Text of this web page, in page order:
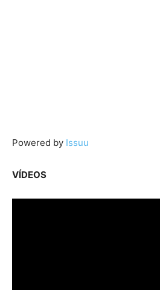
Powered by Issuu
VÍDEOS